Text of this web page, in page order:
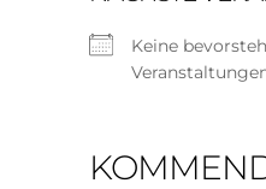
Keine